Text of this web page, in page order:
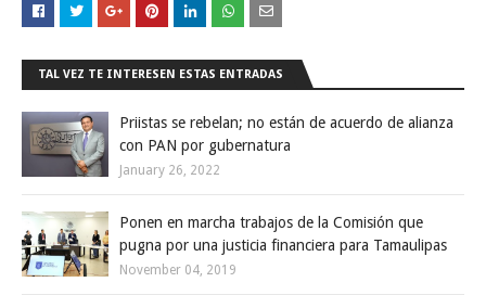
TAL VEZ TE INTERESEN ESTAS ENTRADAS
Priistas se rebelan; no están de acuerdo de alianza
con PAN por gubernatura
January 26, 2022
Ponen en marcha trabajos de la Comisión que
pugna por una justicia financiera para Tamaulipas
November 04, 2019